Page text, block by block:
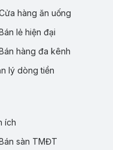
hàng ăn uống
lẻ hiện đại
hàng đa kênh
lý dòng tiền
ích
sàn TMĐT